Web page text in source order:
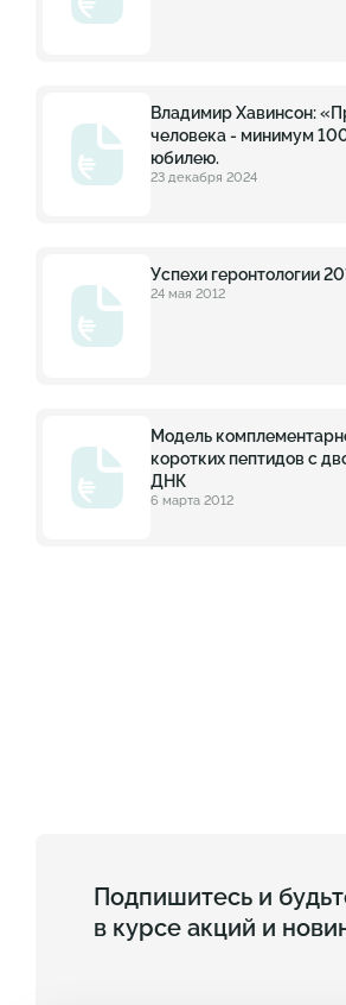
Владимир Хавинсон:
человека - минимум
юбилею.
23 декабря 2024
Успехи геронтологии
24 мая 2012
Модель
коротких пептидов с
ДНК
6 марта 2012
Подпишитесь и
в курсе акций и